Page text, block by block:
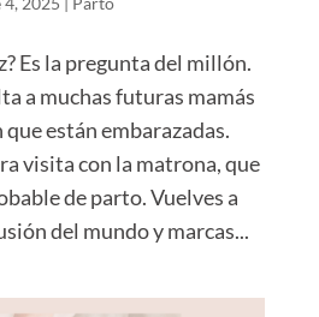
Es la pregunta del millón.
a muchas futuras mamás
están embarazadas.
visita con la matrona, que
de parto. Vuelves a
del mundo y marcas...